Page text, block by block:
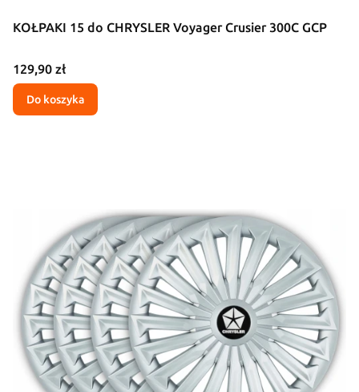
KOŁPAKI 15 do CHRYSLER Voyager Crusier 300C GCP
Cena
129,90 zł
Do koszyka